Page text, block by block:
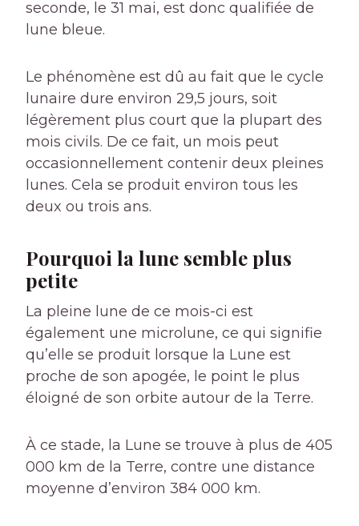
seconde, le 31 mai, est donc qualifiée de
lune bleue.
Le phénomène est dû au fait que le cycle
lunaire dure environ 29,5 jours, soit
légèrement plus court que la plupart des
mois civils. De ce fait, un mois peut
occasionnellement contenir deux pleines
lunes. Cela se produit environ tous les
deux ou trois ans.
Pourquoi la lune semble plus
petite
La pleine lune de ce mois-ci est
également une microlune, ce qui signifie
qu’elle se produit lorsque la Lune est
proche de son apogée, le point le plus
éloigné de son orbite autour de la Terre.
À ce stade, la Lune se trouve à plus de 405
000 km de la Terre, contre une distance
moyenne d’environ 384 000 km.